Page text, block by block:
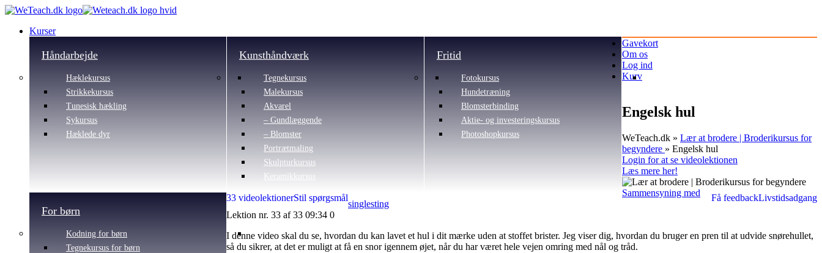
Kurser
Håndarbejde
Hæklekursus
Strikkekursus
Tunesisk hækling
Sykursus
Hæklede dyr
Kunsthåndværk
Tegnekursus
Malekursus
Akvarel
– Gundlæggende
– Blomster
Portrætmaling
Skulpturkursus
Keramikkursus
Fritid
Fotokursus
Hundetræning
Blomsterbinding
Aktie- og investeringskursus
Photoshopkursus
For børn
Kodning for børn
Tegnekursus for børn
Gavekort
Om os
Log ind
Kurv
Engelsk hul
WeTeach.dk » Lær at brodere | Broderikursus for
begyndere » Engelsk hul
Login for at se videolektionen
Læs mere her!
33 videolektioner Livstidsadgang
Stil spørgsmål Få feedback
Sammensyning med
singlesting
Lektion nr. 33 af 33 09:34 0
I denne video skal du se, hvordan du kan lavet et hul i dit mærke uden at stoffet brister. Jeg viser dig, hvordan du bruger en pren til at udvide snørehullet,
så du sikrer, at det er muligt at få en snor igennem øjet, når du har været hele vejen omring med nål og tråd.